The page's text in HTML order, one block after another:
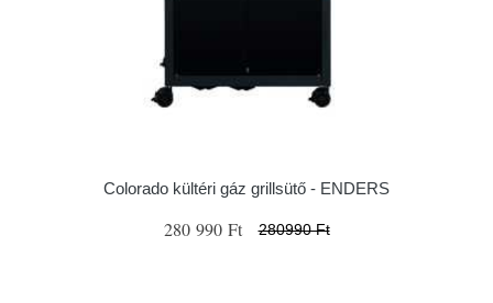
Colorado kültéri gáz grillsütő - ENDERS
280 990 Ft 280990 Ft